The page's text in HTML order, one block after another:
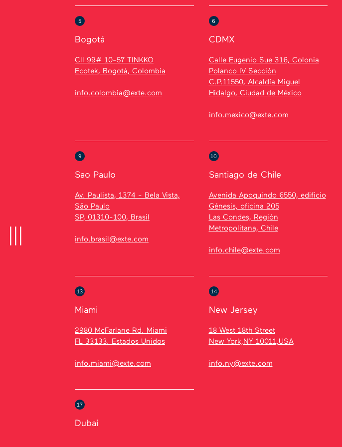
5
Bogotá
Cll 99# 10-57 TINKKO
Ecotek, Bogotá, Colombia
info.colombia@exte.com
6
CDMX
Calle Eugenio Sue 316, Colonia
Polanco IV Sección
C.P.11550, Alcaldía Miguel
Hidalgo, Ciudad de México
info.mexico@exte.com
9
Sao Paulo
Av. Paulista, 1374 - Bela Vista,
São Paulo
SP, 01310-100, Brasil
info.brasil@exte.com
10
Santiago de Chile
Avenida Apoquindo 6550, edificio
Génesis, oficina 205
Las Condes, Región
Metropolitana, Chile
info.chile@exte.com
13
Miami
2980 McFarlane Rd. Miami
FL 33133. Estados Unidos
info.miami@exte.com
14
New Jersey
18 West 18th Street
New York,NY 10011,USA
info.ny@exte.com
17
Dubai